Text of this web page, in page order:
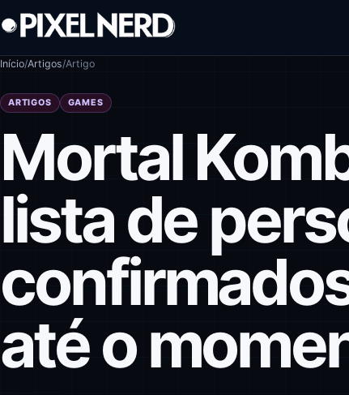
Pular para o conteúdo
Início/Artigos/Artigo
ARTIGOS GAMES
Mortal
lista de
até o